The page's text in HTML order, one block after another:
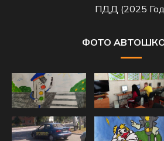
ПДД (2025
ФОТО